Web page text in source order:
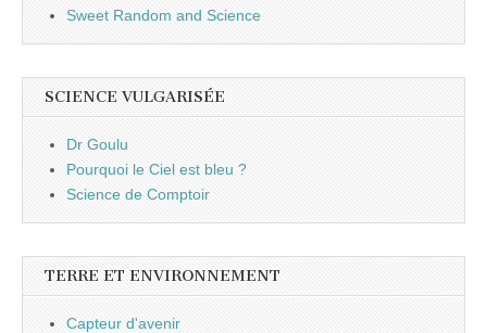
Sweet Random and Science
SCIENCE VULGARISÉE
Dr Goulu
Pourquoi le Ciel est bleu ?
Science de Comptoir
TERRE ET ENVIRONNEMENT
Capteur d'avenir